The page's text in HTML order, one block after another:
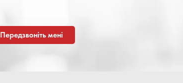
Передзвоніть мені